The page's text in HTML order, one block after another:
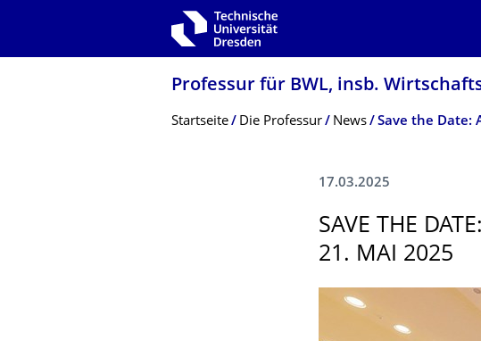
Zur Hauptnavigation springen
Professur für BWL, insb.
Breadcrumb-Menü
Startseite Die Professur News Save the Date:
17.03.2025
SAVE THE
21. MAI 2025